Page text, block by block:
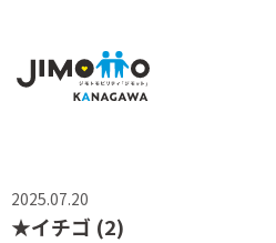
2025.07.20
★イチゴ (2)